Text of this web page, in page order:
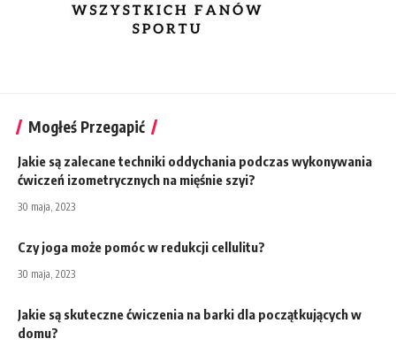
Mogłeś Przegapić
Jakie są zalecane techniki oddychania podczas wykonywania
ćwiczeń izometrycznych na mięśnie szyi?
30 maja, 2023
Czy joga może pomóc w redukcji cellulitu?
30 maja, 2023
Jakie są skuteczne ćwiczenia na barki dla początkujących w
domu?